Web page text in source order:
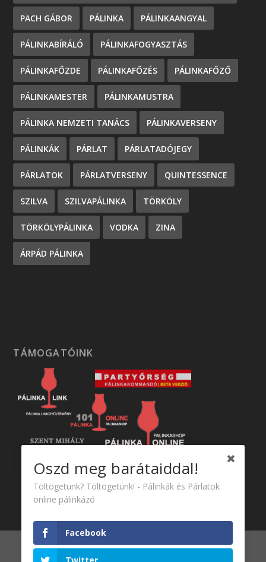
PACH GÁBOR PÁLINKA PÁLINKAANGYAL
PÁLINKABÍRÁLÓ PÁLINKAFOGYASZTÁS
PÁLINKAFŐZDE PÁLINKAFŐZÉS PÁLINKAFŐZŐ
PÁLINKAMESTER PÁLINKAMUSTRA
PÁLINKA NEMZETI TANÁCS PÁLINKAVERSENY
PÁLINKÁK PÁRLAT PÁRLATADÓJEGY
PÁRLATOK PÁRLATVERSENY QUINTESSENCE
SZILVA SZILVAPÁLINKA TÖRKÖLY
TÖRKÖLYPÁLINKA VODKA ZINA
ÁRPÁD PÁLINKA
TÁMOGATÓINK
Tervezte:Elegant Themes| Üzemeltető:WordPress
Oszd meg barátaiddal!
Töltögetünk? Töltögetünk! - Pálinkák és Párlatok
online pálinkázó
Facebook